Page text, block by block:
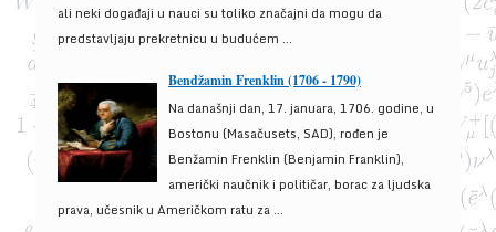
ali neki događaji u nauci su toliko značajni da mogu da
predstavljaju prekretnicu u budućem ...
Bendžamin Frenklin (1706 - 1790)
Na današnji dan, 17. januara, 1706. godine, u
Bostonu (Masačusets, SAD), rođen je
Benžamin Frenklin (Benjamin Franklin),
američki naučnik i političar, borac za ljudska
prava, učesnik u Američkom ratu za ...